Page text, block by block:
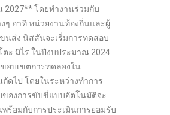
2027** โดยทำงานร่วมกับ
ๆ อาทิ หน่วยงานท้องถิ่นและผู้
นส่ง นิสสันจะเริ่มการทดสอบ
ะ มิไร ในปีงบประมาณ 2024
อบเขตการทดลองใน
ดไป โดยในระหว่างทำการ
ของการขับขี่แบบอัตโนมัติจะ
ร้อมกับการประเมินการยอมรับ